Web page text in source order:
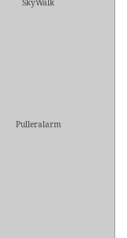
Pulleralarm